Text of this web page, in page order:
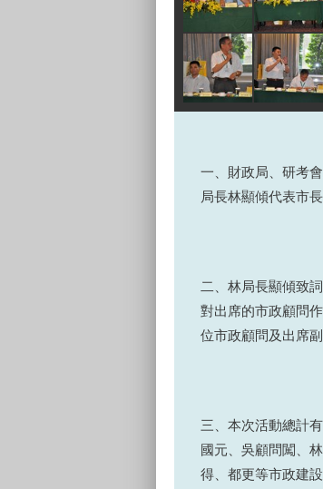
一、財政局、研考
局長林顯傾代表市
二、林局長顯傾致
對出席的市政顧問
位市政顧問及出席
三、本次活動總計
國元、吳顧問闖、
得、都更等市政建